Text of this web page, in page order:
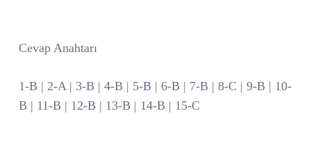
Cevap Anahtarı
1-B | 2-A | 3-B | 4-B | 5-B | 6-B | 7-B | 8-C | 9-B | 10-
B | 11-B | 12-B | 13-B | 14-B | 15-C